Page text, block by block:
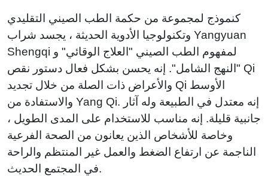
كنموذج لمجموعة من حكمة الطب الصيني التقليدي
وتكنولوجيا الأدوية الحديثة ، يجسد شراب Yangyuan
Shengqi لمفهوم الطب الصيني "العلاج الوقائي" و
"النهج الشامل". إنه يحسن بشكل فعال دستور نقص Qi
والأعراض ذات الصلة من خلال تجديد Qi الأوسط
والاستفادة من Yang Qi. إنه معتدل في الطبيعة وله آثار
جانبية قليلة. إنه مناسب للاستخدام على المدى الطويل ،
وخاصة للأشخاص الذين يعانون من الصحة الفرعية
الناجمة عن ارتفاع الضغط والعمل غير المنتظم والراحة
في المجتمع الحديث.